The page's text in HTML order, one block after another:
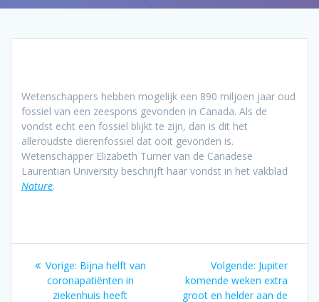
Wetenschappers hebben mogelijk een 890 miljoen jaar oud
fossiel van een zeespons gevonden in Canada. Als de
vondst echt een fossiel blijkt te zijn, dan is dit het
alleroudste dierenfossiel dat ooit gevonden is.
Wetenschapper Elizabeth Turner van de Canadese
Laurentian University beschrijft haar vondst in het vakblad
Nature.
Bericht
navigatie
Vorige: Vorig
bericht:
Bijna helft van
coronapatiënten in
ziekenhuis heeft
Volgende: Volgend
bericht:
Jupiter
komende weken extra
groot en helder aan de